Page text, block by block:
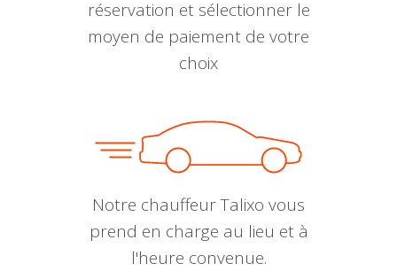
réservation et sélectionner le
moyen de paiement de votre
choix
Notre chauffeur Talixo vous
prend en charge au lieu et à
l'heure convenue.